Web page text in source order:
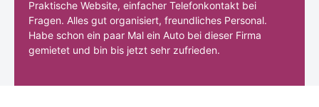
Praktische Website, einfacher Telefonkontakt bei
Fragen. Alles gut organisiert, freundliches Personal.
Habe schon ein paar Mal ein Auto bei dieser Firma
gemietet und bin bis jetzt sehr zufrieden.